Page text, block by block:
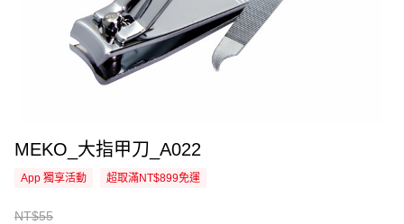
MEKO_大指甲刀_A022
App 獨享活動 超取滿NT$899免運
NT$55